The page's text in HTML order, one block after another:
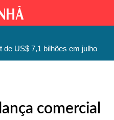
US$ 7,1 bilhões em julho
comercial